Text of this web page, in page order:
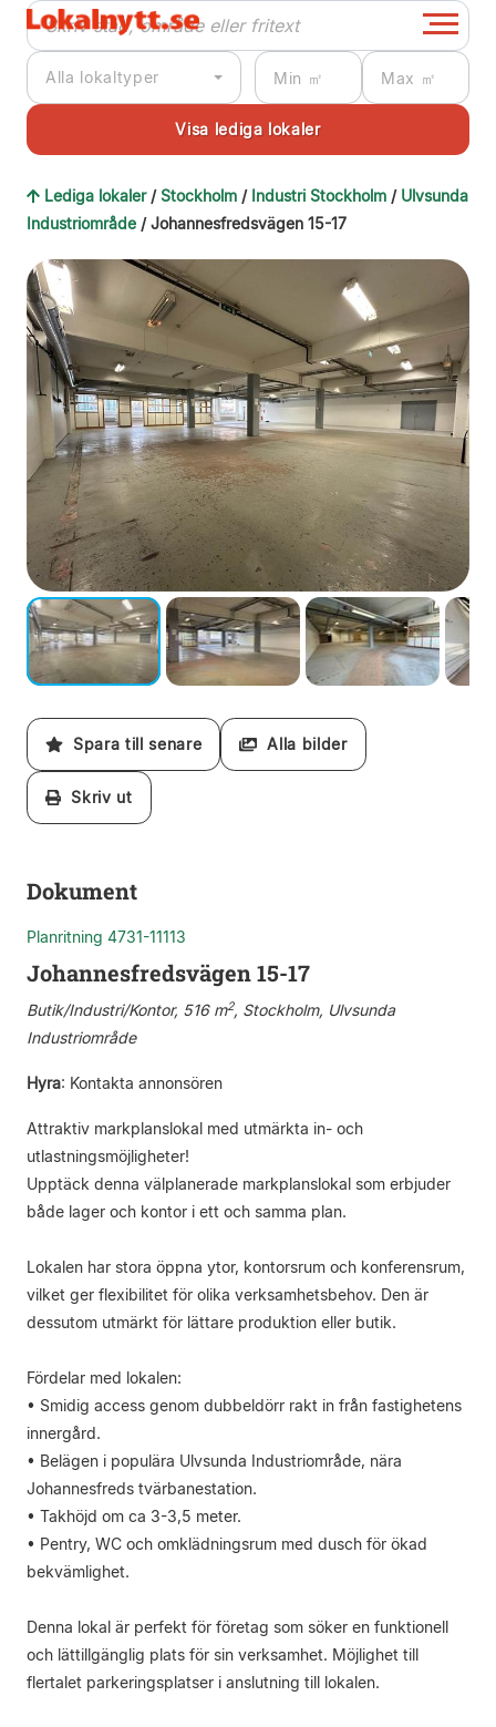
Alla lokaltyper
Lediga lokaler / Stockholm / Industri Stockholm / Ulvsunda
Industriområde / Johannesfredsvägen 15-17
Spara till senare Alla bilder
Skriv ut
Dokument
Planritning 4731-11113
Johannesfredsvägen 15-17
Butik/Industri/Kontor, 516 m2, Stockholm, Ulvsunda
Industriområde
Hyra: Kontakta annonsören
Attraktiv markplanslokal med utmärkta in- och
utlastningsmöjligheter!
Upptäck denna välplanerade markplanslokal som erbjuder
både lager och kontor i ett och samma plan.
Lokalen har stora öppna ytor, kontorsrum och konferensrum,
vilket ger flexibilitet för olika verksamhetsbehov. Den är
dessutom utmärkt för lättare produktion eller butik.
Fördelar med lokalen:
• Smidig access genom dubbeldörr rakt in från fastighetens
innergård.
• Belägen i populära Ulvsunda Industriområde, nära
Johannesfreds tvärbanestation.
• Takhöjd om ca 3-3,5 meter.
• Pentry, WC och omklädningsrum med dusch för ökad
bekvämlighet.
Denna lokal är perfekt för företag som söker en funktionell
och lättillgänglig plats för sin verksamhet. Möjlighet till
flertalet parkeringsplatser i anslutning till lokalen.